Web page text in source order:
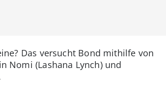
Das versucht Bond mithilfe von
Nomi (Lashana Lynch) und